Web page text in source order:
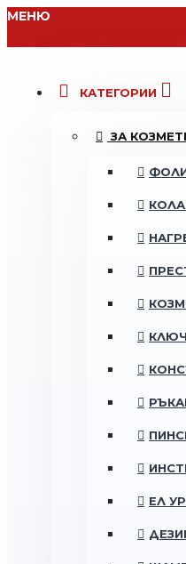
МЕНЮ
КАТЕГОРИИ
ЗА
ЕЛ